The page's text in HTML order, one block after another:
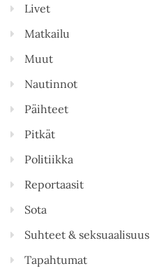
Livet
Matkailu
Muut
Nautinnot
Päihteet
Pitkät
Politiikka
Reportaasit
Sota
Suhteet & seksuaalisuus
Tapahtumat